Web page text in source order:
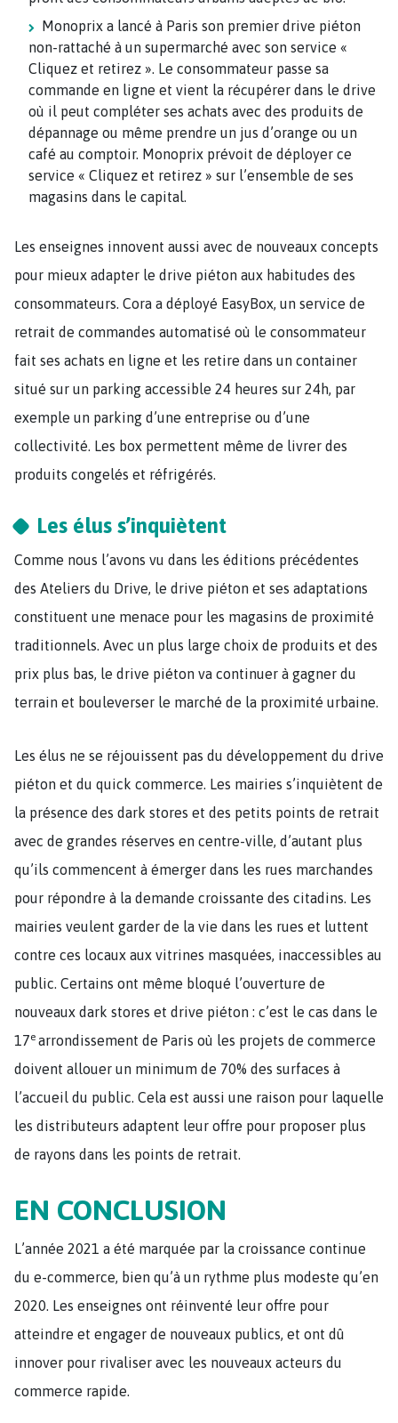
Monoprix a lancé à Paris son premier drive piéton
non-rattaché à un supermarché avec son service «
Cliquez et retirez ». Le consommateur passe sa
commande en ligne et vient la récupérer dans le drive
où il peut compléter ses achats avec des produits de
dépannage ou même prendre un jus d’orange ou un
café au comptoir. Monoprix prévoit de déployer ce
service « Cliquez et retirez » sur l’ensemble de ses
magasins dans le capital.
Les enseignes innovent aussi avec de nouveaux concepts
pour mieux adapter le drive piéton aux habitudes des
consommateurs. Cora a déployé EasyBox, un service de
retrait de commandes automatisé où le consommateur
fait ses achats en ligne et les retire dans un container
situé sur un parking accessible 24 heures sur 24h, par
exemple un parking d’une entreprise ou d’une
collectivité. Les box permettent même de livrer des
produits congelés et réfrigérés.
Les élus s’inquiètent
Comme nous l’avons vu dans les éditions précédentes
des Ateliers du Drive, le drive piéton et ses adaptations
constituent une menace pour les magasins de proximité
traditionnels. Avec un plus large choix de produits et des
prix plus bas, le drive piéton va continuer à gagner du
terrain et bouleverser le marché de la proximité urbaine.
Les élus ne se réjouissent pas du développement du drive
piéton et du quick commerce. Les mairies s’inquiètent de
la présence des dark stores et des petits points de retrait
avec de grandes réserves en centre-ville, d’autant plus
qu’ils commencent à émerger dans les rues marchandes
pour répondre à la demande croissante des citadins. Les
mairies veulent garder de la vie dans les rues et luttent
contre ces locaux aux vitrines masquées, inaccessibles au
public. Certains ont même bloqué l’ouverture de
nouveaux dark stores et drive piéton : c’est le cas dans le
17e arrondissement de Paris où les projets de commerce
doivent allouer un minimum de 70% des surfaces à
l’accueil du public. Cela est aussi une raison pour laquelle
les distributeurs adaptent leur offre pour proposer plus
de rayons dans les points de retrait.
EN CONCLUSION
L’année 2021 a été marquée par la croissance continue
du e-commerce, bien qu’à un rythme plus modeste qu’en
2020. Les enseignes ont réinventé leur offre pour
atteindre et engager de nouveaux publics, et ont dû
innover pour rivaliser avec les nouveaux acteurs du
commerce rapide.